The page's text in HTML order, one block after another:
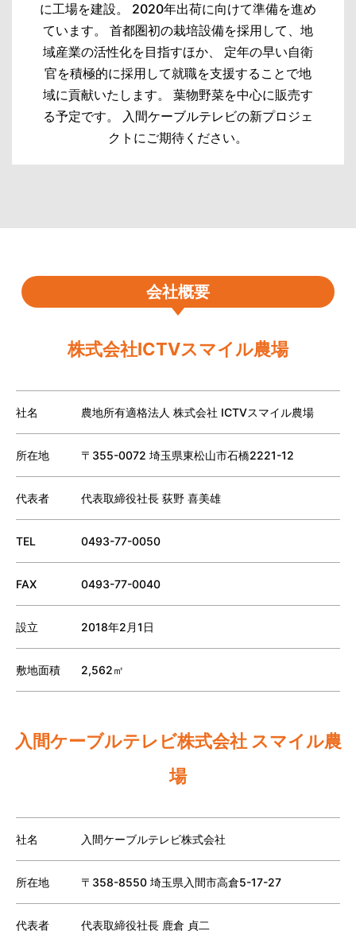
に工場を建設。 2020年出荷に向けて準備を進め
ています。 首都圏初の栽培設備を採用して、地
域産業の活性化を目指すほか、 定年の早い自衛
官を積極的に採用して就職を支援することで地
域に貢献いたします。 葉物野菜を中心に販売す
る予定です。 入間ケーブルテレビの新プロジェ
クトにご期待ください。
会社概要
株式会社ICTVスマイル農場
社名 農地所有適格法人 株式会社 ICTVスマイル農場
所在地 〒355-0072 埼玉県東松山市石橋2221-12
代表者 代表取締役社長 荻野 喜美雄
TEL 0493-77-0050
FAX 0493-77-0040
設立 2018年2月1日
敷地面積 2,562㎡
入間ケーブルテレビ株式会社 スマイル農
場
社名 入間ケーブルテレビ株式会社
所在地 〒358-8550 埼玉県入間市高倉5-17-27
代表者 代表取締役社長 鹿倉 貞二